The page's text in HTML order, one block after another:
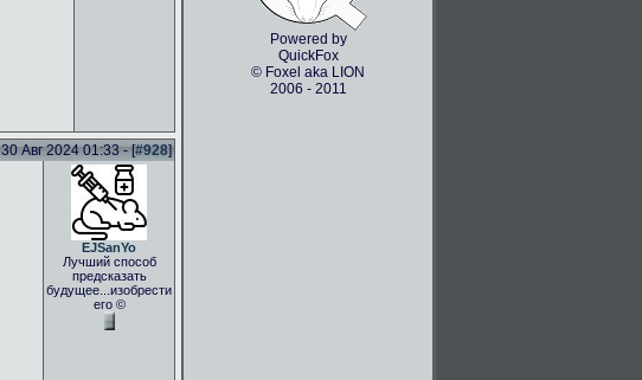
30 Авг 2024 01:33 - [#928]
EJSanYo
Лучший способ
предсказать
будущее...изобрести
его ©
Powered by
QuickFox
© Foxel aka LION
2006 - 2011